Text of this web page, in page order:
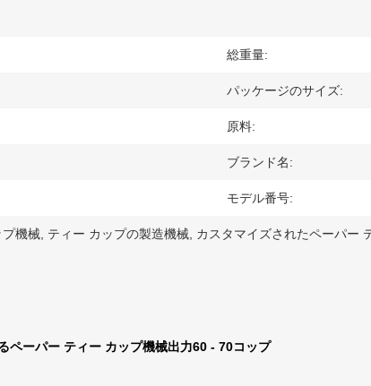
総重量:
パッケージのサイズ:
原料:
ブランド名:
モデル番号:
機械 ティー カップの製造機械 カスタマイズされたペーパー
ペーパー ティー カップ機械出力60 - 70コップ